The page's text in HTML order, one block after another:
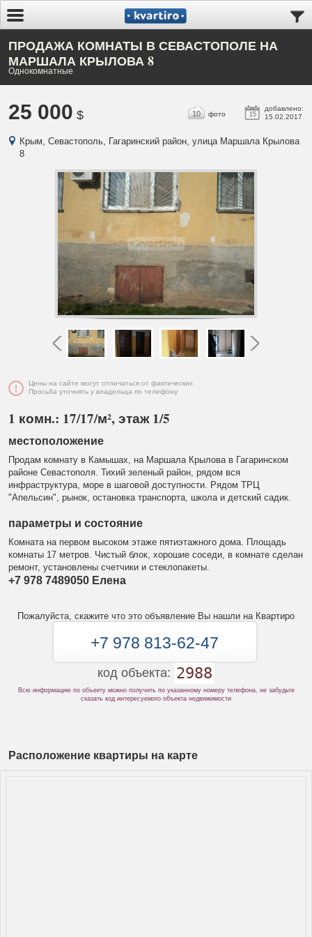
ПРОДАЖА КОМНАТЫ В СЕВАСТОПОЛЕ НА
МАРШАЛА КРЫЛОВА 8
Однокомнатные
25 000 $ 15
добавлено:
15.02.2017
10 фото
Крым, Севастополь, Гагаринский район, улица Маршала Крылова
8
Цены на сайте могут отличаться от фактических
Просьба уточнять у владельца по телефону
1 комн.: 17/17/м², этаж 1/5
местоположение
Продам комнату в Камышах, на Маршала Крылова в Гагаринском
районе Севастополя. Тихий зеленый район, рядом вся
инфраструктура, море в шаговой доступности. Рядом ТРЦ
"Апельсин", рынок, остановка транспорта, школа и детский садик.
параметры и состояние
Комната на первом высоком этаже пятиэтажного дома. Площадь
комнаты 17 метров. Чистый блок, хорошие соседи, в комнате сделан
ремонт, установлены счетчики и стеклопакеты.
+7 978 7489050 Елена
Пожалуйста, скажите что это объявление Вы нашли на Квартиро
+7 978 813-62-47
код объекта: 2988
Всю информацию по объекту можно получить по указанному номеру телефона, не забудьте
сказать код интересуемого объекта недвижимости
Расположение квартиры на карте